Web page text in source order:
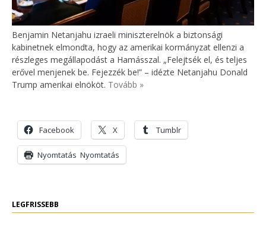
Benjamin Netanjahu izraeli miniszterelnök a biztonsági
kabinetnek elmondta, hogy az amerikai kormányzat ellenzi a
részleges megállapodást a Hamásszal. „Felejtsék el, és teljes
erővel menjenek be. Fejezzék be!” – idézte Netanjahu Donald
Trump amerikai elnököt. Tovább »
Facebook X Tumblr
Nyomtatás Nyomtatás
LEGFRISSEBB